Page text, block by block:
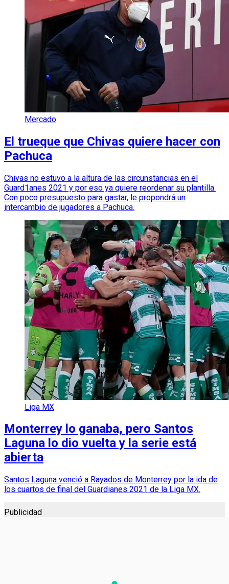
Mercado
El trueque que Chivas quiere hacer con
Pachuca
Chivas no estuvo a la altura de las circunstancias en el
Guard1anes 2021 y por eso ya quiere reordenar su plantilla.
Con poco presupuesto para gastar, le propondrá un
intercambio de jugadores a Pachuca.
Liga MX
Monterrey lo ganaba, pero Santos
Laguna lo dio vuelta y la serie está
abierta
Santos Laguna venció a Rayados de Monterrey por la ida de
los cuartos de final del Guardianes 2021 de la Liga MX.
Publicidad